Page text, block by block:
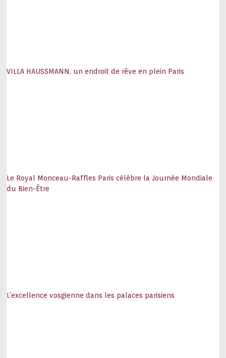
VILLA HAUSSMANN, un endroit de rêve en plein Paris
Le Royal Monceau-Raffles Paris célèbre la Journée Mondiale
du Bien-Être
L’excellence vosgienne dans les palaces parisiens